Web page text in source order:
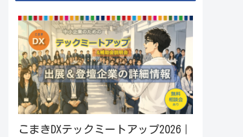
こまきDXテックミートアップ2026｜